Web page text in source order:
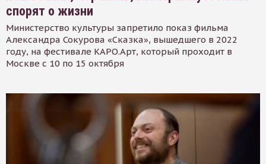
спорят о жизни
Министерство культуры запретило показ фильма
Александра Сокурова «Сказка», вышедшего в 2022
году, на фестивале КАРО.Арт, который проходит в
Москве с 10 по 15 октября